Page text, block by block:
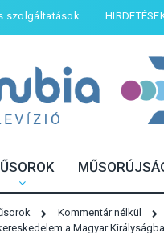
szolgáltatások
Kommentár nélkül
a Magyar